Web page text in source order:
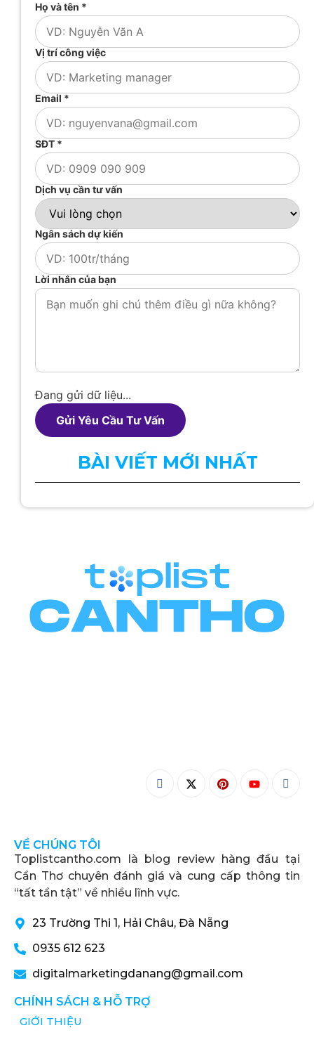
Họ và tên *
Vị trí công việc
Email *
SĐT *
Dịch vụ cần tư vấn
Ngân sách dự kiến
Lời nhắn của bạn
Đang gửi dữ liệu...
Gửi Yêu Cầu Tư Vấn
BÀI VIẾT MỚI NHẤT
VỀ CHÚNG TÔI
Toplistcantho.com là blog review hàng đầu tại
Cần Thơ chuyên đánh giá và cung cấp thông tin
“tất tần tật” về nhiều lĩnh vực.
23 Trường Thi 1, Hải Châu, Đà Nẵng
0935 612 623
digitalmarketingdanang@gmail.com
CHÍNH SÁCH & HỖ TRỢ
GIỚI THIỆU